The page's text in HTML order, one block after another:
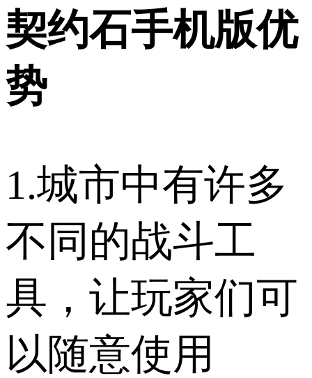
契约石手机版优
势
1.城市中有许多
不同的战斗工
具，让玩家们可
以随意使用